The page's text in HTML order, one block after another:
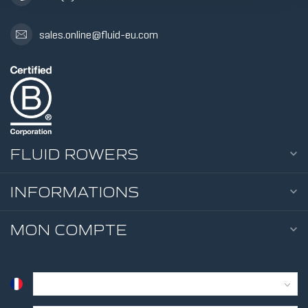
sales.online@fluid-eu.com
FLUID ROWERS
INFORMATIONS
MON COMPTE